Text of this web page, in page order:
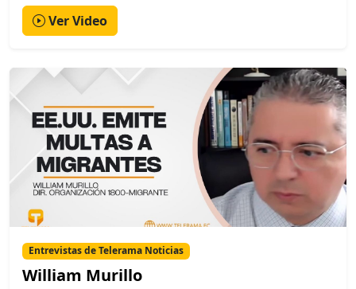
Ver Video
Entrevistas de Telerama Noticias
William Murillo